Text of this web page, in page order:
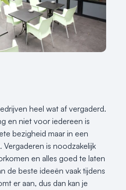
heel wat af vergaderd.
en niet voor iedereen is
bezigheid maar in een
is noodzakelijk
en alles goed te laten
de beste ideeën vaak tijdens
er aan, dus dan kan je